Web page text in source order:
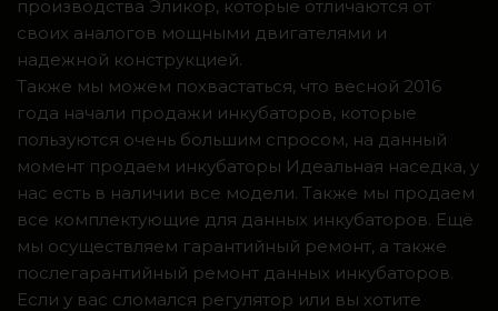
производства Эликор, которые отличаются от
своих аналогов мощными двигателями и
надежной конструкцией.
Также мы можем похвастаться, что весной 2016
года начали продажи инкубаторов, которые
пользуются очень большим спросом, на данный
момент продаем инкубаторы Идеальная наседка, у
нас есть в наличии все модели. Также мы продаем
все комплектующие для данных инкубаторов. Ещё
мы осуществляем гарантийный ремонт, а также
послегарантийный ремонт данных инкубаторов.
Если у вас сломался регулятор или вы хотите